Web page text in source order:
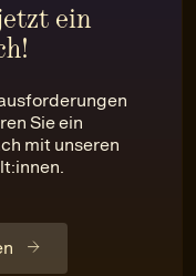
ein
Sie ein
mit unseren